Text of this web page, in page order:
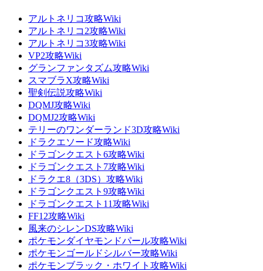
アルトネリコ攻略Wiki
アルトネリコ2攻略Wiki
アルトネリコ3攻略Wiki
VP2攻略Wiki
グランファンタズム攻略Wiki
スマブラX攻略Wiki
聖剣伝説攻略Wiki
DQMJ攻略Wiki
DQMJ2攻略Wiki
テリーのワンダーランド3D攻略Wiki
ドラクエソード攻略Wiki
ドラゴンクエスト6攻略Wiki
ドラゴンクエスト7攻略Wiki
ドラクエ8（3DS）攻略Wiki
ドラゴンクエスト9攻略Wiki
ドラゴンクエスト11攻略Wiki
FF12攻略Wiki
風来のシレンDS攻略Wiki
ポケモンダイヤモンドパール攻略Wiki
ポケモンゴールドシルバー攻略Wiki
ポケモンブラック・ホワイト攻略Wiki